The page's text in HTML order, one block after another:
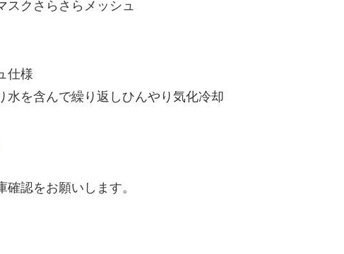
クさらさらメッシュ
仕様
水を含んで繰り返しひんやり気化冷却
認をお願いします。